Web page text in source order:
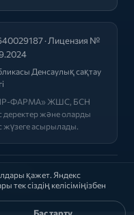
қажет. Яндекс
сіздің келісіміңізбен
· Лицензия №
Денсаулық сақтау
ФАРМА» ЖШС, БСН
және оларды
жүзеге асырылады.
Лицензиялар